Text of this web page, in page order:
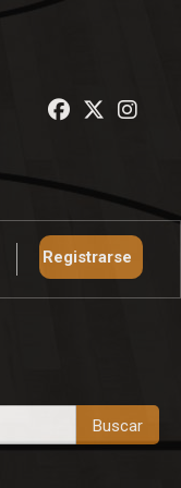
Registrarse
Buscar